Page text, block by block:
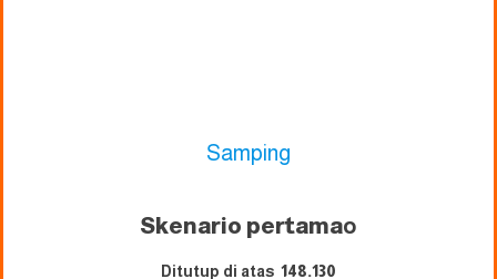
Samping
Skenario pertamao
Ditutup di atas 148.130